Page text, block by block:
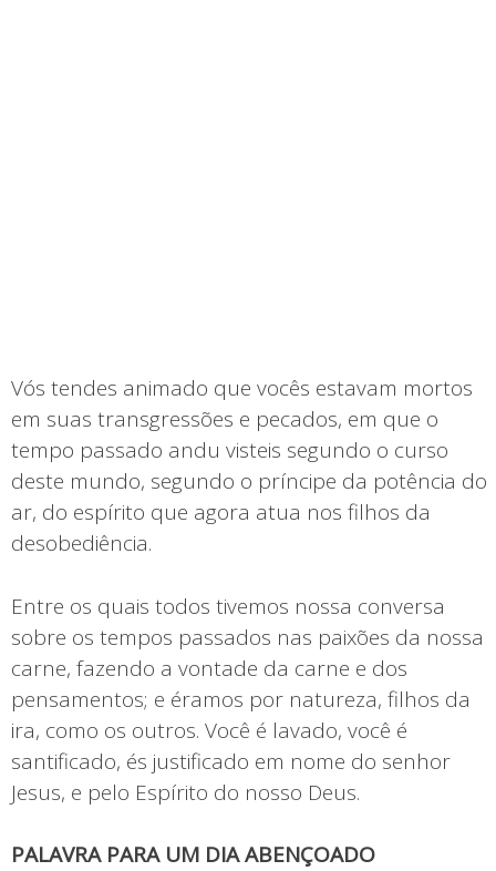
Vós tendes animado que vocês estavam mortos
em suas transgressões e pecados, em que o
tempo passado andu visteis segundo o curso
deste mundo, segundo o príncipe da potência do
ar, do espírito que agora atua nos filhos da
desobediência.
Entre os quais todos tivemos nossa conversa
sobre os tempos passados nas paixões da nossa
carne, fazendo a vontade da carne e dos
pensamentos; e éramos por natureza, filhos da
ira, como os outros. Você é lavado, você é
santificado, és justificado em nome do senhor
Jesus, e pelo Espírito do nosso Deus.
PALAVRA PARA UM DIA ABENÇOADO